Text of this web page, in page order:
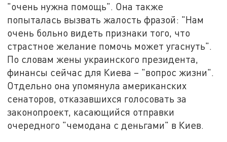
"очень нужна помощь". Она также
попыталась вызвать жалость фразой: "Нам
очень больно видеть признаки того, что
страстное желание помочь может угаснуть".
По словам жены украинского президента,
финансы сейчас для Киева – "вопрос жизни".
Отдельно она упомянула американских
сенаторов, отказавшихся голосовать за
законопроект, касающийся отправки
очередного "чемодана с деньгами" в Киев.